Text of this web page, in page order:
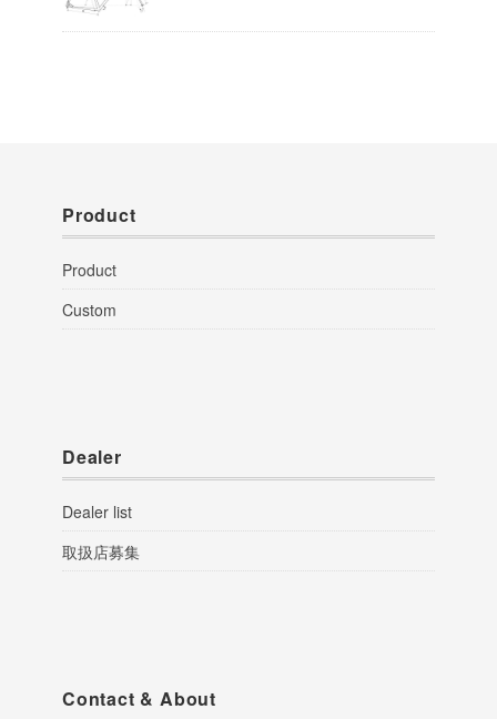
Product
Product
Custom
Dealer
Dealer list
取扱店募集
Contact & About